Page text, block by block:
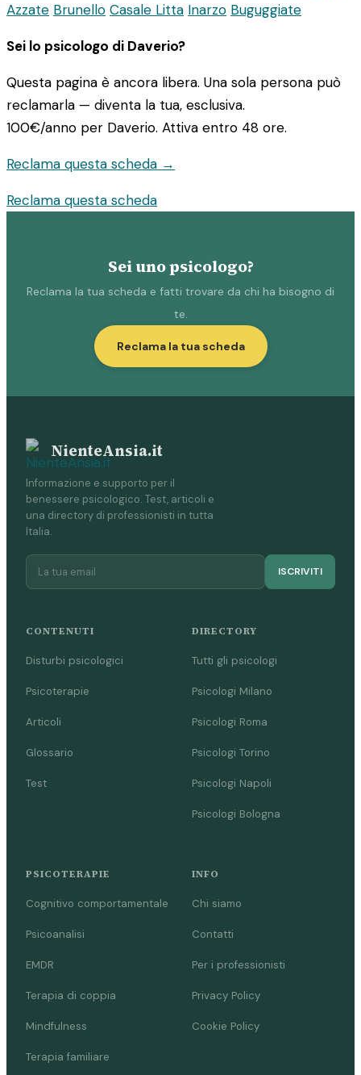
Azzate Brunello Casale Litta Inarzo Buguggiate
Sei lo psicologo di Daverio?
Questa pagina è ancora libera. Una sola persona può
reclamarla — diventa la tua, esclusiva.
100€/anno per Daverio. Attiva entro 48 ore.
Reclama questa scheda →
Reclama questa scheda
Sei uno psicologo?
Reclama la tua scheda e fatti trovare da chi ha bisogno di
te.
Reclama la tua scheda
NienteAnsia.it
Informazione e supporto per il
benessere psicologico. Test, articoli e
una directory di professionisti in tutta
Italia.
ISCRIVITI
CONTENUTI
Disturbi psicologici
Psicoterapie
Articoli
Glossario
Test
DIRECTORY
Tutti gli psicologi
Psicologi Milano
Psicologi Roma
Psicologi Torino
Psicologi Napoli
Psicologi Bologna
PSICOTERAPIE
Cognitivo comportamentale
Psicoanalisi
EMDR
Terapia di coppia
Mindfulness
Terapia familiare
INFO
Chi siamo
Contatti
Per i professionisti
Privacy Policy
Cookie Policy